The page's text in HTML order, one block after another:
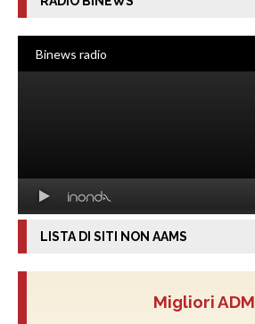
LISTA DI SITI NON AAMS
Migliori ADM